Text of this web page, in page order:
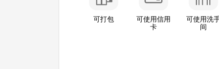
可打包
可使用信用
卡
可使用洗
间